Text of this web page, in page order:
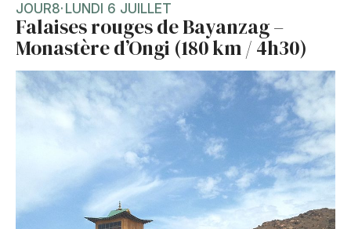
JOUR8· LUNDI 6 JUILLET
Falaises rouges de Bayanzag –
Monastère d’Ongi (180 km / 4h30)